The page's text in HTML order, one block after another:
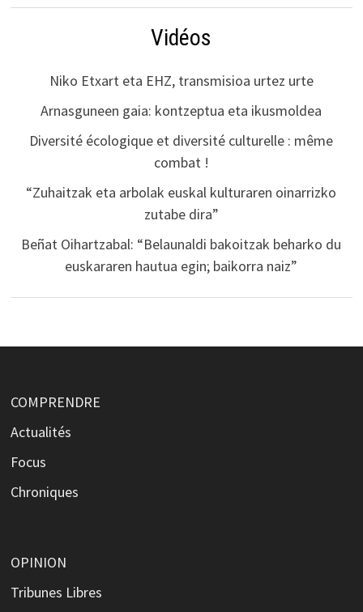
Vidéos
Niko Etxart eta EHZ, transmisioa urtez urte
Arnasguneen gaia: kontzeptua eta ikusmoldea
Diversité écologique et diversité culturelle : même
combat !
“Zuhaitzak eta arbolak euskal kulturaren oinarrizko
zutabe dira”
Beñat Oihartzabal: “Belaunaldi bakoitzak beharko du
euskararen hautua egin; baikorra naiz”
COMPRENDRE
Actualités
Focus
Chroniques
OPINION
Tribunes Libres